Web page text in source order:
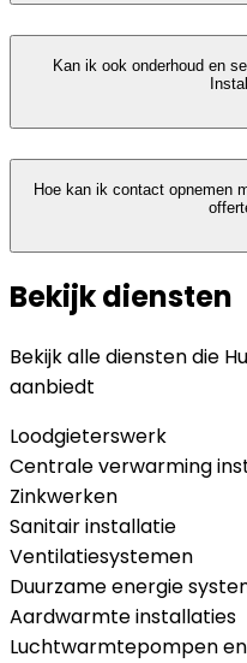
Kan ik ook onderhoud en
Hoe kan ik contact opnemen
Bekijk diensten
Bekijk alle diensten die
aanbiedt
Loodgieterswerk
Centrale verwarming
Zinkwerken
Sanitair installatie
Ventilatiesystemen
Duurzame energie
Aardwarmte installaties
Luchtwarmtepompen